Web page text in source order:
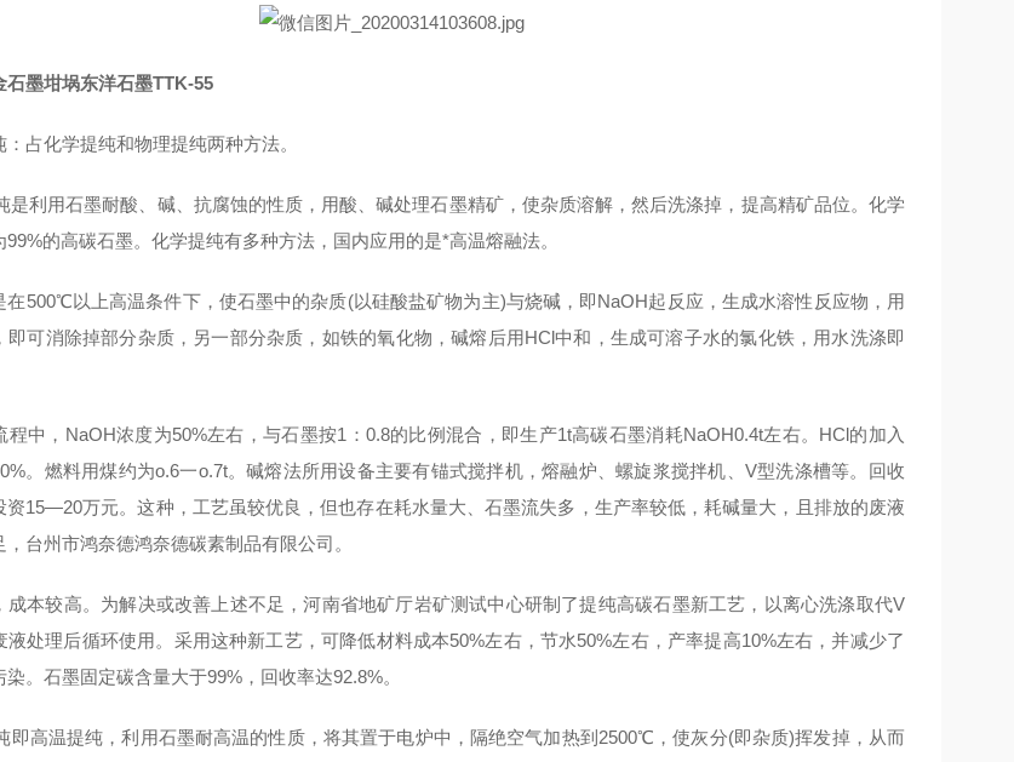
石墨坩埚东洋石墨TTK-55
占化学提纯和物理提纯两种方法。
利用石墨耐酸、碱、抗腐蚀的性质，用酸、碱处理石墨精矿，使杂质溶解，然后洗涤掉，提高精矿品位。化学
的高碳石墨。化学提纯有多种方法，国内应用的是*高温熔融法。
以上高温条件下，使石墨中的杂质(以硅酸盐矿物为主)与烧碱，即NaOH起反应，生成水溶性反应物，用
即可消除掉部分杂质，另一部分杂质，如铁的氧化物，碱熔后用HCl中和，生成可溶子水的氯化铁，用水洗涤即
，NaOH浓度为50%左右，与石墨按1：0.8的比例混合，即生产1t高碳石墨消耗NaOH0.4t左右。HCl的加入
。燃料用煤约为o.6一o.7t。碱熔法所用设备主要有锚式搅拌机，熔融炉、螺旋浆搅拌机、V型洗涤槽等。回收
15—20万元。这种，工艺虽较优良，但也存在耗水量大、石墨流失多，生产率较低，耗碱量大，且排放的废液
台州市鸿奈德鸿奈德碳素制品有限公司。
较高。为解决或改善上述不足，河南省地矿厅岩矿测试中心研制了提纯高碳石墨新工艺，以离心洗涤取代V
液处理后循环使用。采用这种新工艺，可降低材料成本50%左右，节水50%左右，产率提高10%左右，并减少了
。石墨固定碳含量大于99%，回收率达92.8%。
高温提纯，利用石墨耐高温的性质，将其置于电炉中，隔绝空气加热到2500℃，使灰分(即杂质)挥发掉，从而